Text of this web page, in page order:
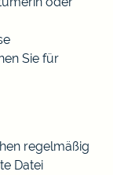
Sie für
regelmäßig
Datei